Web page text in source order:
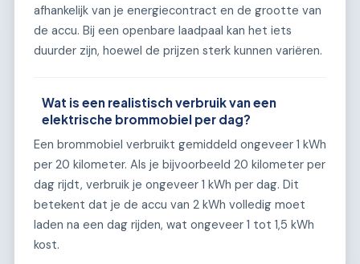
afhankelijk van je energiecontract en de grootte van
de accu. Bij een openbare laadpaal kan het iets
duurder zijn, hoewel de prijzen sterk kunnen variëren.
Wat is een realistisch verbruik van een
elektrische brommobiel per dag?
Een brommobiel verbruikt gemiddeld ongeveer 1 kWh
per 20 kilometer. Als je bijvoorbeeld 20 kilometer per
dag rijdt, verbruik je ongeveer 1 kWh per dag. Dit
betekent dat je de accu van 2 kWh volledig moet
laden na een dag rijden, wat ongeveer 1 tot 1,5 kWh
kost.